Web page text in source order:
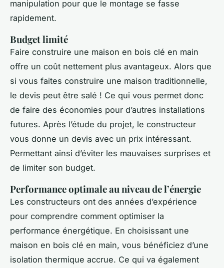
manipulation pour que le montage se fasse
rapidement.
Budget limité
Faire construire une maison en bois clé en main
offre un coût nettement plus avantageux. Alors que
si vous faites construire une maison traditionnelle,
le devis peut être salé ! Ce qui vous permet donc
de faire des économies pour d’autres installations
futures. Après l’étude du projet, le constructeur
vous donne un devis avec un prix intéressant.
Permettant ainsi d’éviter les mauvaises surprises et
de limiter son budget.
Performance optimale au niveau de l’énergie
Les constructeurs ont des années d’expérience
pour comprendre comment optimiser la
performance énergétique. En choisissant une
maison en bois clé en main, vous bénéficiez d’une
isolation thermique accrue. Ce qui va également